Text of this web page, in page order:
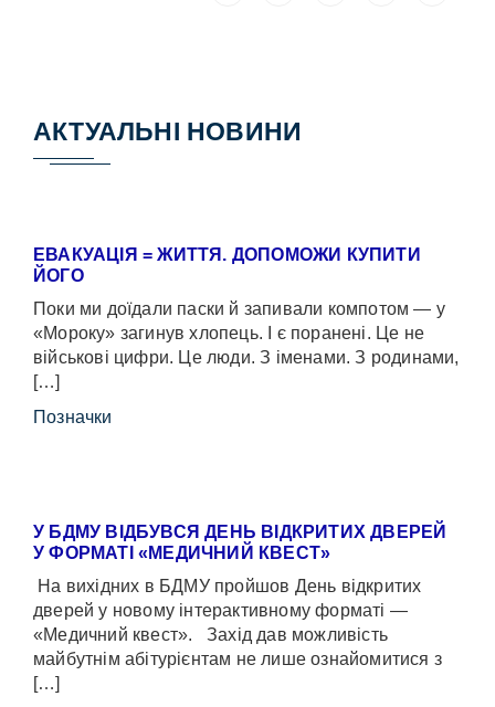
АКТУАЛЬНІ НОВИНИ
ЕВАКУАЦІЯ = ЖИТТЯ. ДОПОМОЖИ КУПИТИ
ЙОГО
Поки ми доїдали паски й запивали компотом — у
«Мороку» загинув хлопець. І є поранені. Це не
військові цифри. Це люди. З іменами. З родинами,
[…]
Позначки
У БДМУ ВІДБУВСЯ ДЕНЬ ВІДКРИТИХ ДВЕРЕЙ
У ФОРМАТІ «МЕДИЧНИЙ КВЕСТ»
На вихідних в БДМУ пройшов День відкритих
дверей у новому інтерактивному форматі —
«Медичний квест». Захід дав можливість
майбутнім абітурієнтам не лише ознайомитися з
[…]